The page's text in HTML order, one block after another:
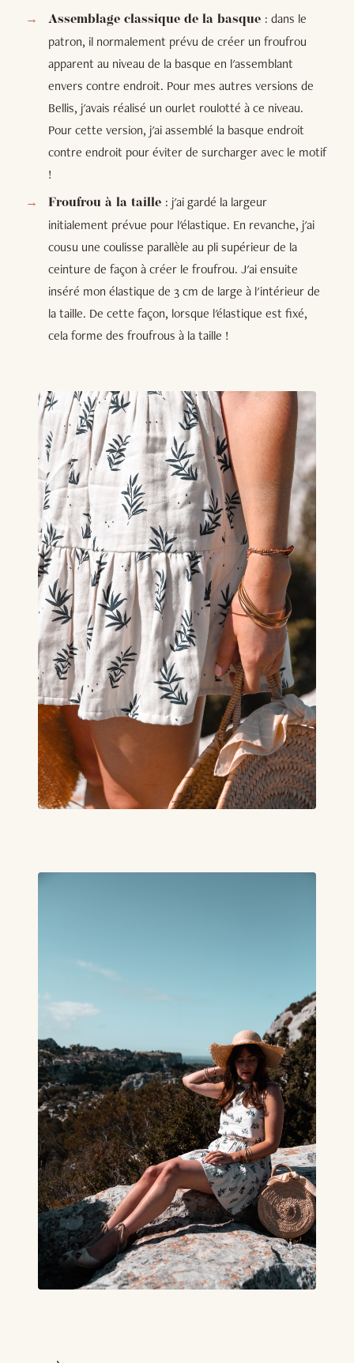
Assemblage classique de la basque : dans le
patron, il normalement prévu de créer un froufrou
apparent au niveau de la basque en l'assemblant
envers contre endroit. Pour mes autres versions de
Bellis, j'avais réalisé un ourlet roulotté à ce niveau.
Pour cette version, j'ai assemblé la basque endroit
contre endroit pour éviter de surcharger avec le motif
!
Froufrou à la taille : j'ai gardé la largeur
initialement prévue pour l'élastique. En revanche, j'ai
cousu une coulisse parallèle au pli supérieur de la
ceinture de façon à créer le froufrou. J'ai ensuite
inséré mon élastique de 3 cm de large à l'intérieur de
la taille. De cette façon, lorsque l'élastique est fixé,
cela forme des froufrous à la taille !